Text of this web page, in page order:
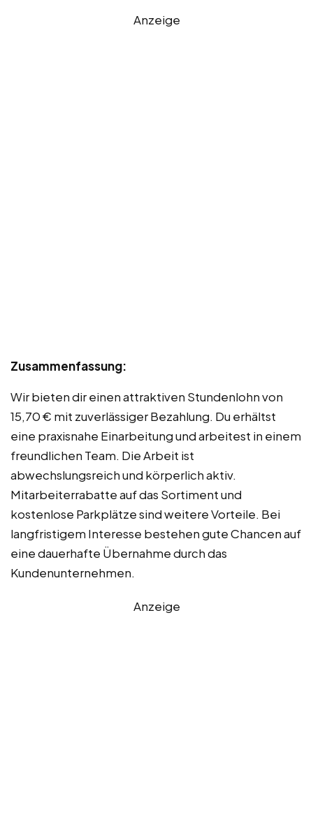
Anzeige
Zusammenfassung:
Wir bieten dir einen attraktiven Stundenlohn von
15,70 € mit zuverlässiger Bezahlung. Du erhältst
eine praxisnahe Einarbeitung und arbeitest in einem
freundlichen Team. Die Arbeit ist
abwechslungsreich und körperlich aktiv.
Mitarbeiterrabatte auf das Sortiment und
kostenlose Parkplätze sind weitere Vorteile. Bei
langfristigem Interesse bestehen gute Chancen auf
eine dauerhafte Übernahme durch das
Kundenunternehmen.
Anzeige